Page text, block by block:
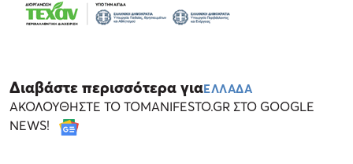
Διαβάστε περισσότερα γιαΕΛΛΑΔΑ
ΑΚΟΛΟΥΘΗΣΤΕ ΤΟ TOMANIFESTO.GR ΣΤΟ GOOGLE
NEWS!